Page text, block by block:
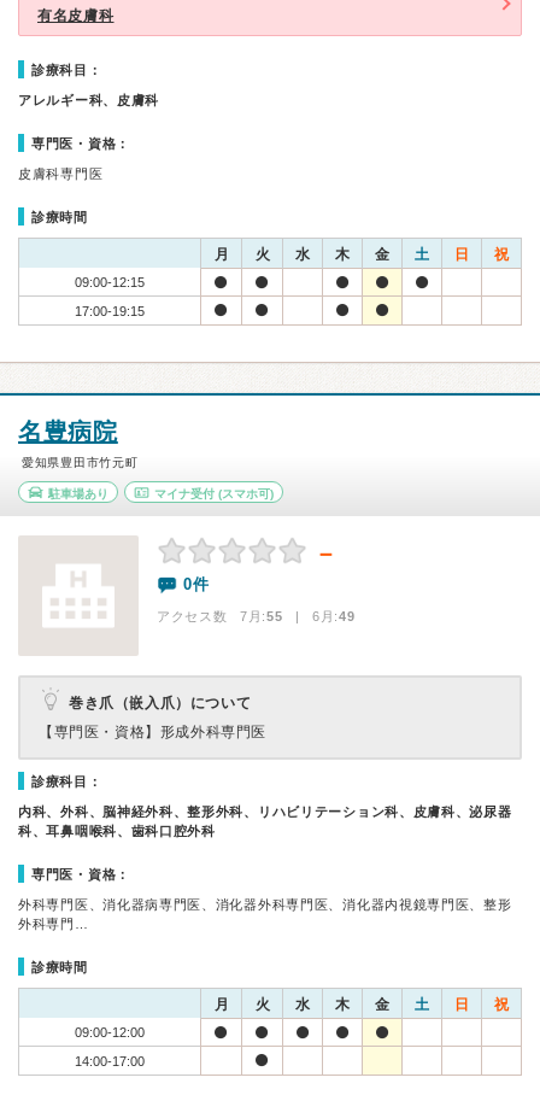
有名皮膚科
診療科目：
アレルギー科、皮膚科
専門医・資格：
皮膚科専門医
診療時間
月 火 水 木 金 土 日 祝
09:00-12:15
17:00-19:15
名豊病院
愛知県豊田市竹元町
駐車場あり マイナ受付(スマホ可)
－
0件
アクセス数 7月:55 | 6月:49
巻き爪（嵌入爪）について
【専門医・資格】 形成外科専門医
診療科目：
内科、外科、脳神経外科、整形外科、リハビリテーション科、皮膚科、泌尿器
科、耳鼻咽喉科、歯科口腔外科
専門医・資格：
外科専門医、消化器病専門医、消化器外科専門医、消化器内視鏡専門医、整形
外科専門…
診療時間
月 火 水 木 金 土 日 祝
09:00-12:00
14:00-17:00